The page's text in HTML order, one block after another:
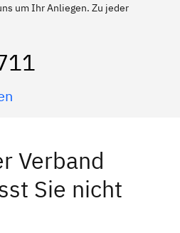
um Ihr Anliegen. Zu jeder
Verband
Sie nicht